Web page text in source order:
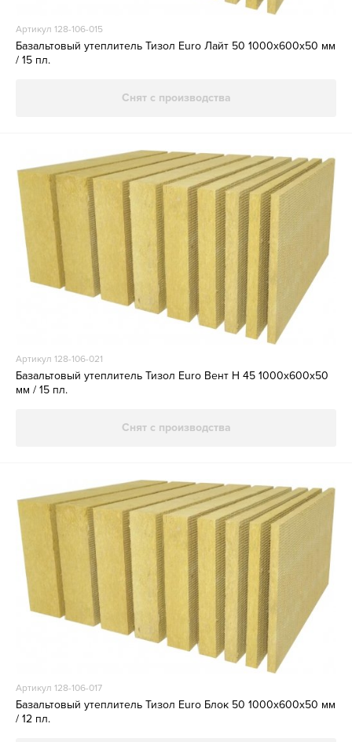
Артикул 128-106-015
Базальтовый утеплитель Тизол Euro Лайт 50 1000х600х50 мм
/ 15 пл.
Снят с производства
Артикул 128-106-021
Базальтовый утеплитель Тизол Euro Вент Н 45 1000х600х50
мм / 15 пл.
Снят с производства
Артикул 128-106-017
Базальтовый утеплитель Тизол Euro Блок 50 1000х600х50 мм
/ 12 пл.